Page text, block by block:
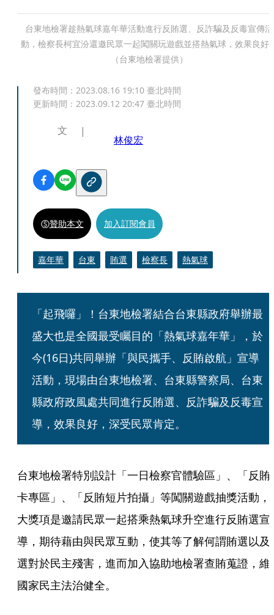
台東地檢署趁熱氣球嘉年華活動進行反賄選、反詐騙及反毒宣傳活
動，檢察長柯宜汾還邀民眾一起闖關玩遊戲並搭熱氣球，效果良好
（台東地檢署提供）
發布時間： 2023.08.16 19:10 臺北時間
更新時間： 2023.09.12 20:47 臺北時間
文
林俊宏
贊助本文 加入訂閱會員
嘉年華 台東 賄選 檢察長 熱氣球
「起飛囉」！台東地檢署結合台東縣政府舉辦最
盛大也是全國最受矚目的「熱氣球嘉年華」，於
今(16日)共同舉辦「與民攜手、反賄啟航」宣導
活動，現場由台東地檢署、台東縣警察局、台東
縣政府政風處共同進行反賄選、反詐騙及反毒宣
導，效果良好，深受民眾肯定。
台東地檢署特別設計「一日檢察官體驗區」、「反賄
卡專區」、「反賄短片拍攝」等闖關遊戲抽獎活動，
大獎項是邀請民眾一起搭乘熱氣球升空進行反賄選宣
導，期待藉由與民眾互動，使其等了解何謂賄選以及
選對於民主殘害，進而加入協助地檢署查賄蒐證，維
國家民主法治健全。